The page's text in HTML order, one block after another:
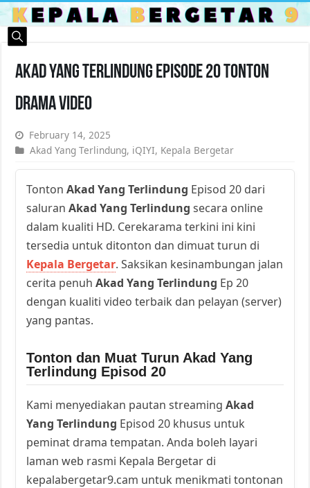
Akad Yang Terlindung Episode 20 Tonton
Drama Video
February 14, 2025
Akad Yang Terlindung, iQIYI, Kepala Bergetar
TontonAkad Yang Terlindung Episod 20 dari
saluranAkad Yang Terlindung secara online
dalam kualiti HD. Cerekarama terkini ini kini
tersedia untuk ditonton dan dimuat turun di
Kepala Bergetar. Saksikan kesinambungan jalan
cerita penuhAkad Yang Terlindung Ep 20
dengan kualiti video terbaik dan pelayan (server)
yang pantas.
Tonton dan Muat Turun Akad Yang
Terlindung Episod 20
Kami menyediakan pautan streamingAkad
Yang Terlindung Episod 20 khusus untuk
peminat drama tempatan. Anda boleh layari
laman web rasmi Kepala Bergetar di
kepalabergetar9.cam untuk menikmati tontonan